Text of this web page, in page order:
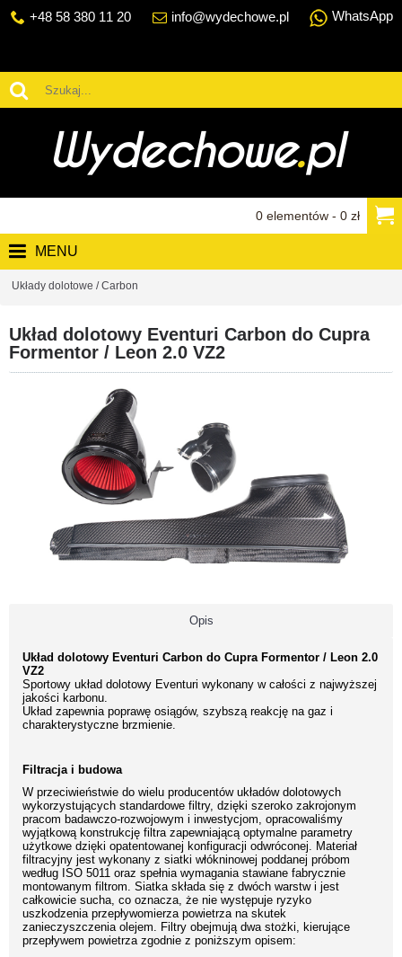
+48 58 380 11 20 info@wydechowe.pl WhatsApp
0 elementów - 0 zł
MENU
Układy dolotowe / Carbon
Układ dolotowy Eventuri Carbon do Cupra
Formentor / Leon 2.0 VZ2
Opis
Układ dolotowy Eventuri Carbon do Cupra Formentor / Leon 2.0
VZ2
Sportowy układ dolotowy Eventuri wykonany w całości z najwyższej
jakości karbonu.
Układ zapewnia poprawę osiągów, szybszą reakcję na gaz i
charakterystyczne brzmienie.
Filtracja i budowa
W przeciwieństwie do wielu producentów układów dolotowych
wykorzystujących standardowe filtry, dzięki szeroko zakrojonym
pracom badawczo-rozwojowym i inwestycjom, opracowaliśmy
wyjątkową konstrukcję filtra zapewniającą optymalne parametry
użytkowe dzięki opatentowanej konfiguracji odwróconej. Materiał
filtracyjny jest wykonany z siatki włókninowej poddanej próbom
według ISO 5011 oraz spełnia wymagania stawiane fabrycznie
montowanym filtrom. Siatka składa się z dwóch warstw i jest
całkowicie sucha, co oznacza, że nie występuje ryzyko
uszkodzenia przepływomierza powietrza na skutek
zanieczyszczenia olejem. Filtry obejmują dwa stożki, kierujące
przepływem powietrza zgodnie z poniższym opisem: